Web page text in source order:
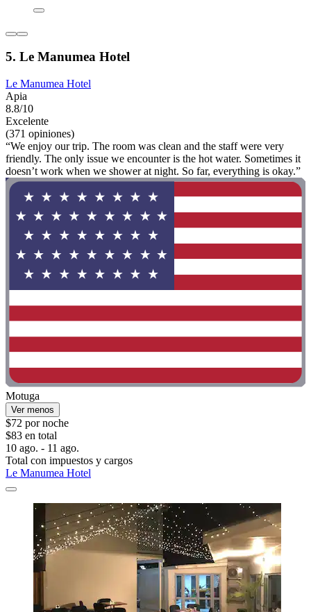
5. Le Manumea Hotel
Le Manumea Hotel
Apia
8.8/10
Excelente
(371 opiniones)
“We enjoy our trip. The room was clean and the staff were very
friendly. The only issue we encounter is the hot water. Sometimes it
doesn’t work when we shower at night. So far, everything is okay.”
Motuga
Ver menos
$72 por noche
$83 en total
10 ago. - 11 ago.
Total con impuestos y cargos
Le Manumea Hotel